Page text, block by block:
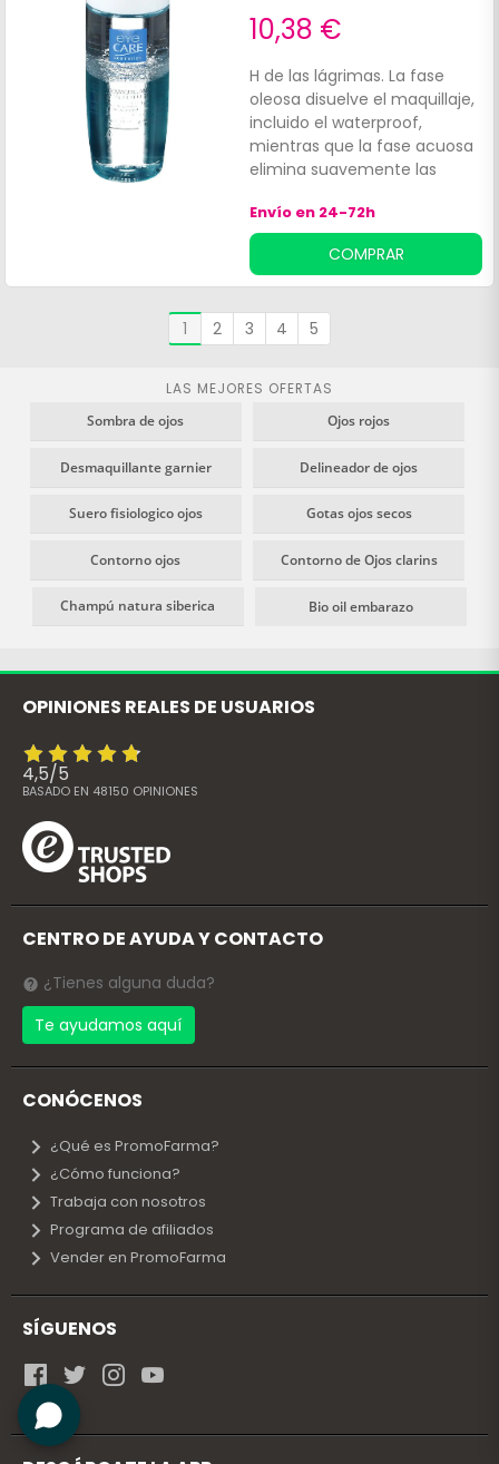
10,38 €
H de las lágrimas. La fase
oleosa disuelve el maquillaje,
incluido el waterproof,
mientras que la fase acuosa
elimina suavemente las
ojos cansados gracias al
agua floral de aciano.
Envío en 24-72h
COMPRAR
1 2 3 4 5
LAS MEJORES OFERTAS
Sombra de ojos
Ojos rojos
Desmaquillante garnier Delineador de ojos
Suero fisiologico ojos Gotas ojos secos
Contorno ojos Contorno de Ojos clarins
Champú natura siberica Bio oil embarazo
OPINIONES REALES DE USUARIOS
4,5/5
BASADO EN 48150 OPINIONES
CENTRO DE AYUDA Y CONTACTO
¿Tienes alguna duda?
Te ayudamos aquí
CONÓCENOS
¿Qué es PromoFarma?
¿Cómo funciona?
Trabaja con nosotros
Programa de afiliados
Vender en PromoFarma
SÍGUENOS